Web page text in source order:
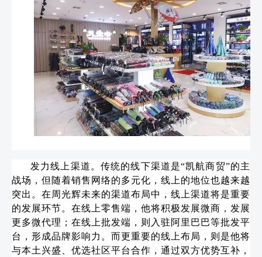
发力线上渠道。传统的线下渠道是“凯航商贸”的主
战场，但随着销售网络的多元化，线上的地位也越来越
突出。在周光辉未来的渠道布局中，线上渠道将是重要
的发展环节。在线上零售端，他将积极发展微商，发展
更多微代理；在线上批发端，则入驻阿里巴巴等批发平
台，形成品牌影响力。而更重要的线上布局，则是他将
与本土兴盛、优选社区平台合作，通过双方优势互补，